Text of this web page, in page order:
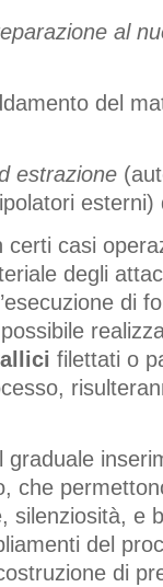
al
del
estrazione
esterni)
casi
degli
di
filettati o
graduale
che
silenziosità, e
del
di